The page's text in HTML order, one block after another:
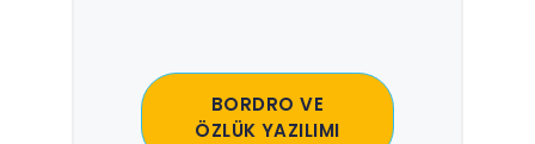
BORDRO VE
ÖZLÜK YAZILIMI